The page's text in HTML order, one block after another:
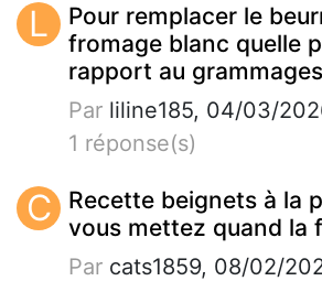
L
Pour remplacer le
fromage blanc quelle
rapport au
Par liline185, 04/03/
1 réponse(s)
C
Recette beignets à la
vous mettez quand la
Par cats1859, 08/02/